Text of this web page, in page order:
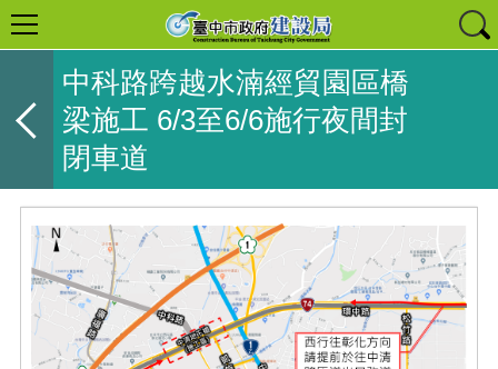
中科路跨越水湳經貿園區橋
梁施工 6/3至6/6施行夜間封
閉車道